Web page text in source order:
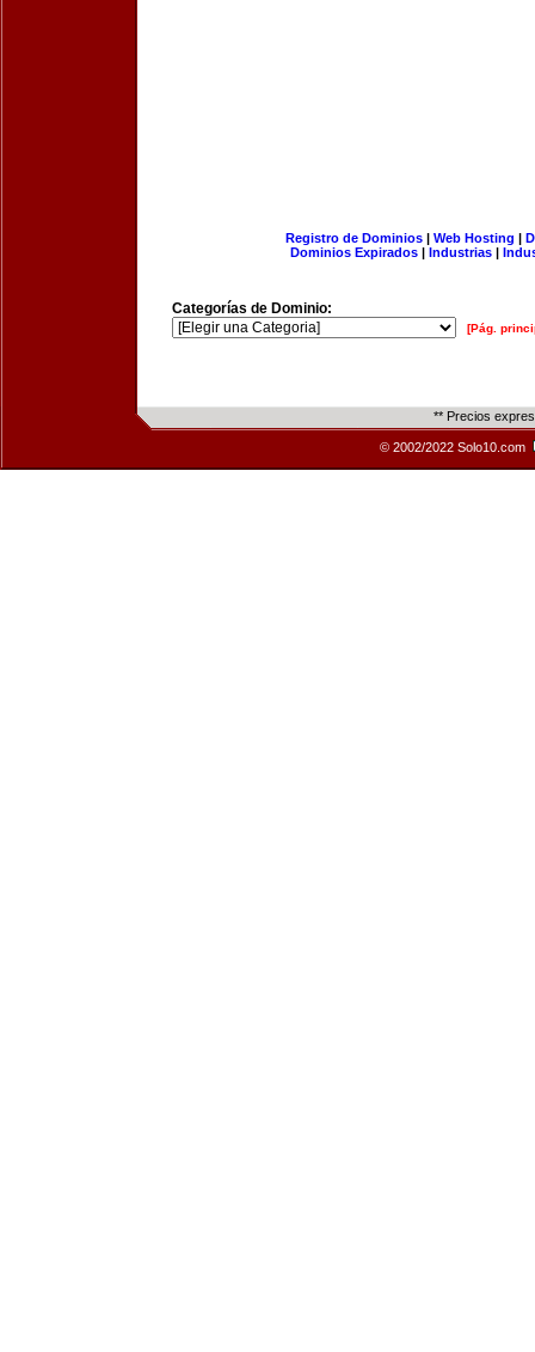
Registro de Dominios| Web Hosting |
Dominios Expirados | Industrias |
Categorías de Dominio:
[Pág.
** Precios
© 2002/2022 Solo10.com